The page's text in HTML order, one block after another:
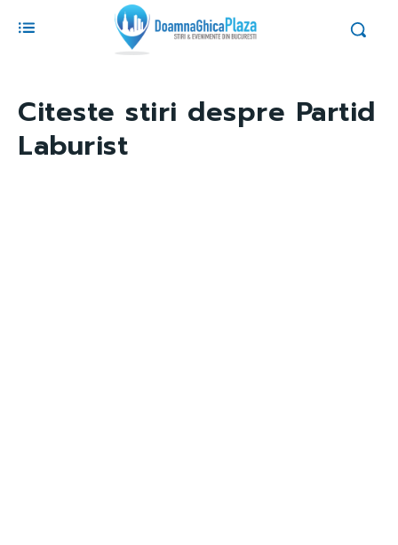
Citeste stiri despre Partid
Laburist